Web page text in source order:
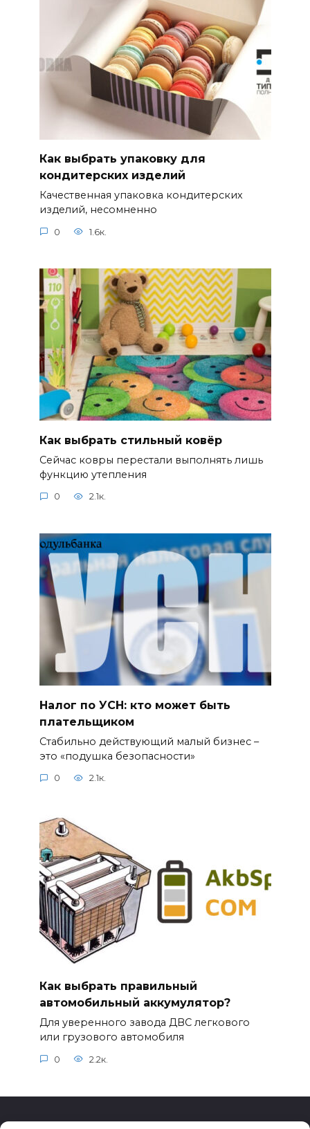
Как выбрать упаковку для
кондитерских изделий
Качественная упаковка кондитерских
изделий, несомненно
0 1.6к.
Как выбрать стильный ковёр
Сейчас ковры перестали выполнять лишь
функцию утепления
0 2.1к.
Налог по УСН: кто может быть
плательщиком
Стабильно действующий малый бизнес –
это «подушка безопасности»
0 2.1к.
Как выбрать правильный
автомобильный аккумулятор?
Для уверенного завода ДВС легкового
или грузового автомобиля
0 2.2к.